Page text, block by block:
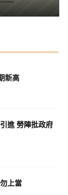
新高
進 勞陣批政府
上當